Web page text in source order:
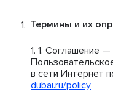
Термины и их
Соглашение —
в сети Интернет
dubai.ru/policy